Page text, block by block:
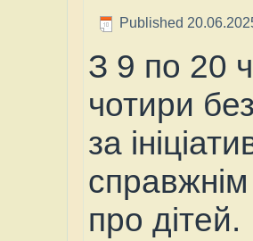
Published
З 9 по 20
чотири
за
про дітей.